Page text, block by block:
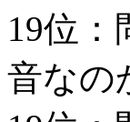
19位：
音なの